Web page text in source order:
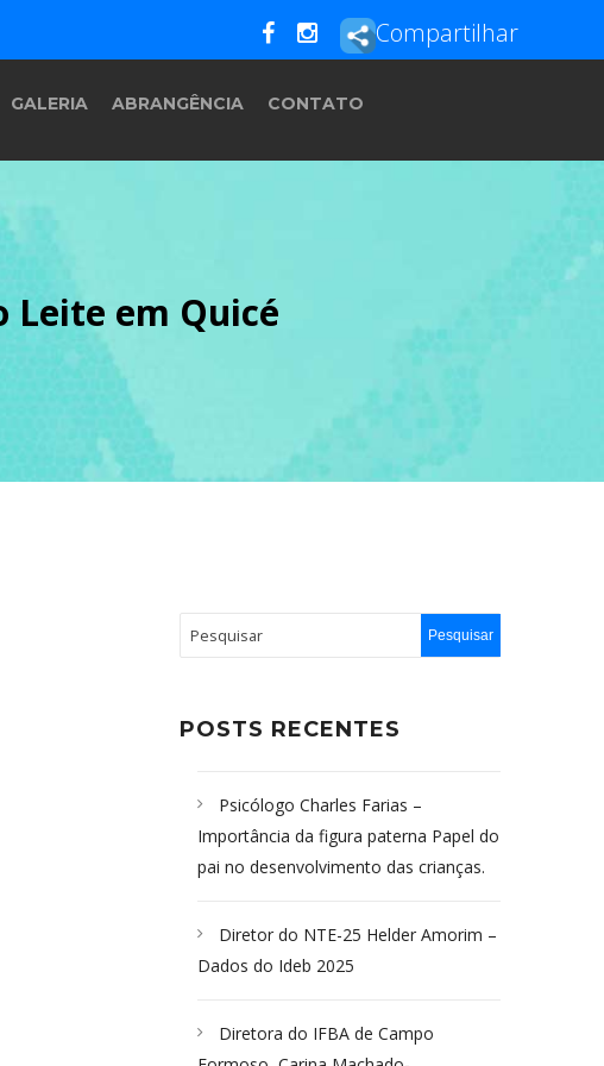
Compartilhar
GALERIA ABRANGÊNCIA CONTATO
Leite em Quicé
POSTS RECENTES
Psicólogo Charles Farias –
Importância da figura paterna Papel do
pai no desenvolvimento das crianças.
Diretor do NTE-25 Helder Amorim –
Dados do Ideb 2025
Diretora do IFBA de Campo